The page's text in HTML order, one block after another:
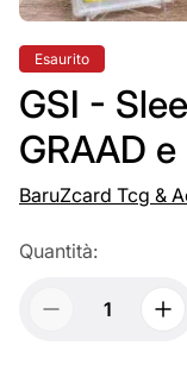
Etichetta
del
prodotto:
Esaurito
GSI -
GRAAD e
BaruZcard Tcg &
Quantità: